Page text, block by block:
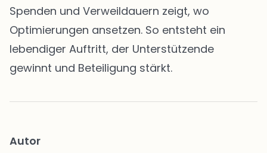
Spenden und Verweildauern zeigt, wo
Optimierungen ansetzen. So entsteht ein
lebendiger Auftritt, der Unterstützende
gewinnt und Beteiligung stärkt.
Autor